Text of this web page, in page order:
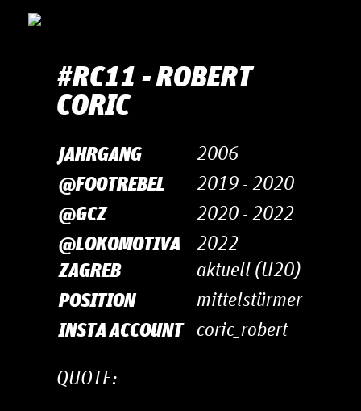
#RC11 - RO­BERT
CORIC
JAHRGANG 2006
@FOOTREBEL 2019 - 2020
@GCZ 2020 - 2022
@LOKOMOTIVA
ZAGREB
2022 -
aktuell (U20)
POSITION mittelstürmer
INSTA ACCOUNT coric_robert
QUOTE: